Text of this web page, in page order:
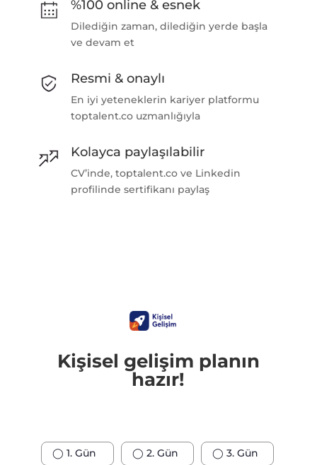
%100 online & esnek
Dilediğin zaman, dilediğin yerde başla
ve devam et
Resmi & onaylı
En iyi yeteneklerin kariyer platformu
toptalent.co uzmanlığıyla
Kolayca paylaşılabilir
CV’inde, toptalent.co ve Linkedin
profilinde sertifikanı paylaş
Kişisel gelişim planın
hazır!
◯ 1. Gün ◯ 2. Gün ◯ 3. Gün